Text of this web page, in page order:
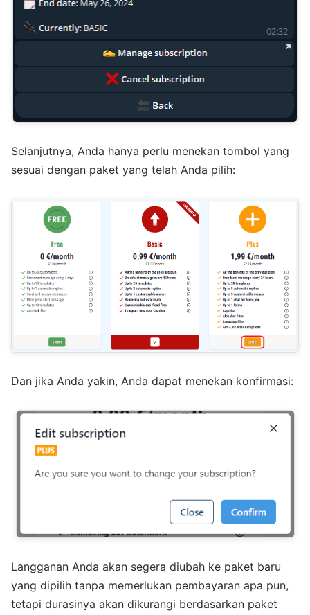
Selanjutnya, Anda hanya perlu menekan tombol yang
sesuai dengan paket yang telah Anda pilih:
Dan jika Anda yakin, Anda dapat menekan konfirmasi:
Langganan Anda akan segera diubah ke paket baru
yang dipilih tanpa memerlukan pembayaran apa pun,
tetapi durasinya akan dikurangi berdasarkan paket